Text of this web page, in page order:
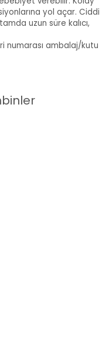
yol açar. Ciddi
uzun süre kalıcı,
numarası ambalaj/kutu